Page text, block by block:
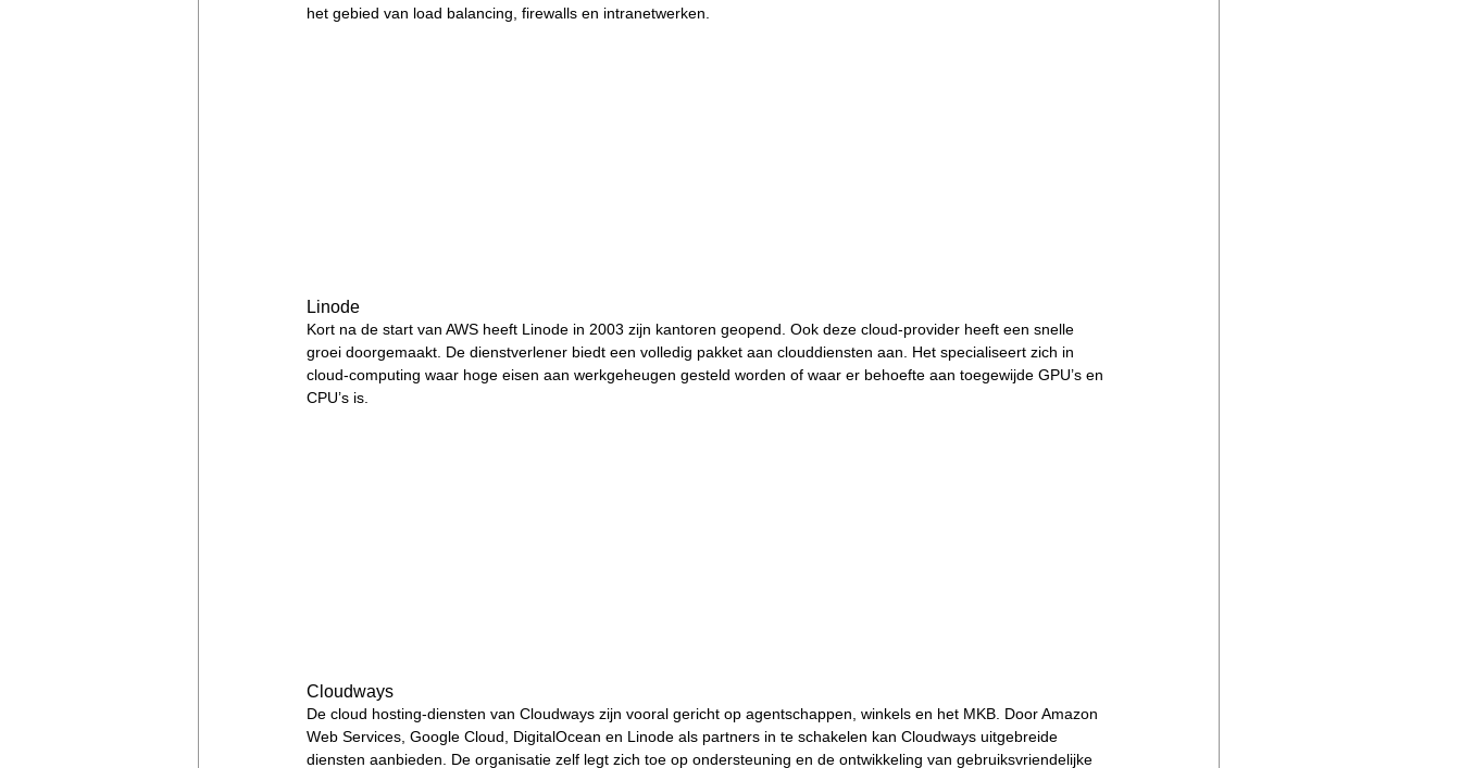
het gebied van load balancing, firewalls en intranetwerken.
Linode
Kort na de start van AWS heeft Linode in 2003 zijn kantoren geopend. Ook deze cloud-provider heeft een snelle
groei doorgemaakt. De dienstverlener biedt een volledig pakket aan clouddiensten aan. Het specialiseert zich in
cloud-computing waar hoge eisen aan werkgeheugen gesteld worden of waar er behoefte aan toegewijde GPU’s en
CPU’s is.
Cloudways
De cloud hosting-diensten van Cloudways zijn vooral gericht op agentschappen, winkels en het MKB. Door Amazon
Web Services, Google Cloud, DigitalOcean en Linode als partners in te schakelen kan Cloudways uitgebreide
diensten aanbieden. De organisatie zelf legt zich toe op ondersteuning en de ontwikkeling van gebruiksvriendelijke